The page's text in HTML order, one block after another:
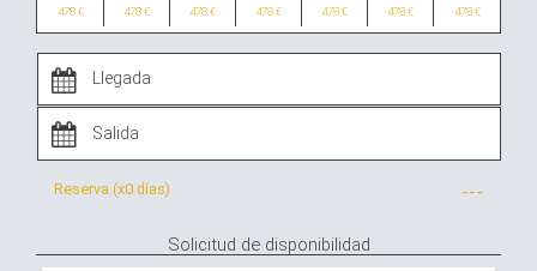
478 € 478 € 478 € 478 € 478 € 478 € 478 €
Reserva (x0 días) ---
Solicitud de disponibilidad